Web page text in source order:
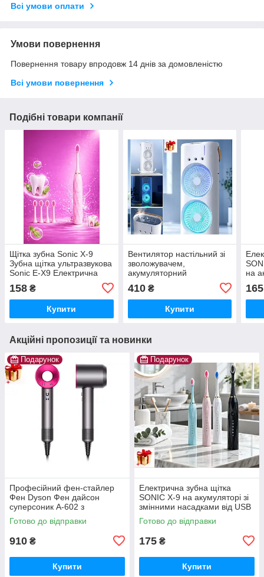
Всі умови оплати
Умови повернення
Повернення товару впродовж 14 днів за домовленістю
Всі умови повернення
Подібні товари компанії
Щітка зубна Sonic X-9
Зубна щітка ультразвукова
Sonic E-X9 Електрична
насадок USB
158 ₴
Купити
Вентилятор настільний зі
зволожувачем,
акумуляторний
мінікондиціонер повітря 3
в 1: попертивний
410₴
Купити
на
USB
165
Акційні пропозиції та новинки
Подарунок
Професійний фен-стайлер
Фен Dyson Фен дайсон
суперсоник A-602 з
турборежимом та іонізацією
3 швидкості
Готово до відправки
910 ₴
Купити
Подарунок
Електрична зубна щітка
SONIC X-9 на акумуляторі зі
змінними насадками від USB
Готово до відправки
175 ₴
Купити